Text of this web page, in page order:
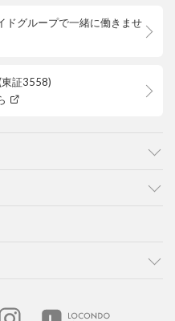
ドグループで一緒に働きませ
東証3558)